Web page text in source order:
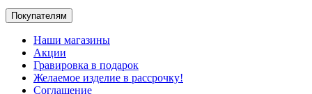
Покупателям
Наши магазины
Акции
Гравировка в подарок
Желаемое изделие в рассрочку!
Соглашение